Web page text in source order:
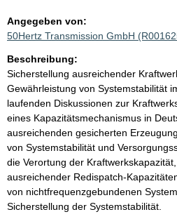
Angegeben von:
50Hertz Transmission GmbH
Beschreibung:
Sicherstellung ausreichender
Gewährleistung von Systemstabilität
laufenden Diskussionen zur
eines Kapazitätsmechanismus in
ausreichenden gesicherten
von Systemstabilität und
die Verortung der
ausreichender Redispatch-
von nichtfrequenzgebundenen
Sicherstellung der Systemstabilität.